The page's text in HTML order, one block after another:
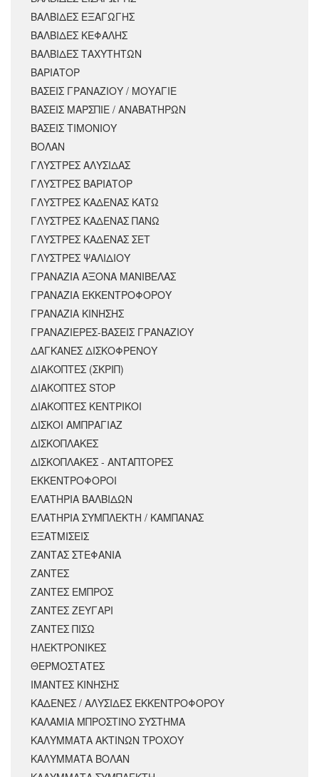
ΒΑΛΒΙΔΕΣ ΕΞΑΓΩΓΗΣ
ΒΑΛΒΙΔΕΣ ΚΕΦΑΛΗΣ
ΒΑΛΒΙΔΕΣ ΤΑΧΥΤΗΤΩΝ
ΒΑΡΙΑΤΟΡ
ΒΑΣΕΙΣ ΓΡΑΝΑΖΙΟΥ / ΜΟΥΑΓΙΕ
ΒΑΣΕΙΣ ΜΑΡΣΠΙΕ / ΑΝΑΒΑΤΗΡΩΝ
ΒΑΣΕΙΣ ΤΙΜΟΝΙΟΥ
ΒΟΛΑΝ
ΓΛΥΣΤΡΕΣ ΑΛΥΣΙΔΑΣ
ΓΛΥΣΤΡΕΣ ΒΑΡΙΑΤΟΡ
ΓΛΥΣΤΡΕΣ ΚΑΔΕΝΑΣ ΚΑΤΩ
ΓΛΥΣΤΡΕΣ ΚΑΔΕΝΑΣ ΠΑΝΩ
ΓΛΥΣΤΡΕΣ ΚΑΔΕΝΑΣ ΣΕΤ
ΓΛΥΣΤΡΕΣ ΨΑΛΙΔΙΟΥ
ΓΡΑΝΑΖΙΑ ΑΞΟΝΑ ΜΑΝΙΒΕΛΑΣ
ΓΡΑΝΑΖΙΑ ΕΚΚΕΝΤΡΟΦΟΡΟΥ
ΓΡΑΝΑΖΙΑ ΚΙΝΗΣΗΣ
ΓΡΑΝΑΖΙΕΡΕΣ-ΒΑΣΕΙΣ ΓΡΑΝΑΖΙΟΥ
ΔΑΓΚΑΝΕΣ ΔΙΣΚΟΦΡΕΝΟΥ
ΔΙΑΚΟΠΤΕΣ (ΣΚΡΙΠ)
ΔΙΑΚΟΠΤΕΣ STOP
ΔΙΑΚΟΠΤΕΣ ΚΕΝΤΡΙΚΟΙ
ΔΙΣΚΟΙ ΑΜΠΡΑΓΙΑΖ
ΔΙΣΚΟΠΛΑΚΕΣ
ΔΙΣΚΟΠΛΑΚΕΣ - ΑΝΤΑΠΤΟΡΕΣ
ΕΚΚΕΝΤΡΟΦΟΡΟΙ
ΕΛΑΤΗΡΙΑ ΒΑΛΒΙΔΩΝ
ΕΛΑΤΗΡΙΑ ΣΥΜΠΛΕΚΤΗ / ΚΑΜΠΑΝΑΣ
ΕΞΑΤΜΙΣΕΙΣ
ΖΑΝΤΑΣ ΣΤΕΦΑΝΙΑ
ΖΑΝΤΕΣ
ΖΑΝΤΕΣ ΕΜΠΡΟΣ
ΖΑΝΤΕΣ ΖΕΥΓΑΡΙ
ΖΑΝΤΕΣ ΠΙΣΩ
ΗΛΕΚΤΡΟΝΙΚΕΣ
ΘΕΡΜΟΣΤΑΤΕΣ
ΙΜΑΝΤΕΣ ΚΙΝΗΣΗΣ
ΚΑΔΕΝΕΣ / ΑΛΥΣΙΔΕΣ ΕΚΚΕΝΤΡΟΦΟΡΟΥ
ΚΑΛΑΜΙΑ ΜΠΡΟΣΤΙΝΟ ΣΥΣΤΗΜΑ
ΚΑΛΥΜΜΑΤΑ ΑΚΤΙΝΩΝ ΤΡΟΧΟΥ
ΚΑΛΥΜΜΑΤΑ ΒΟΛΑΝ